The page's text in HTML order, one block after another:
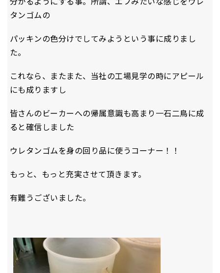
タンゴムの
パッキンの色分けでしてみようという事に成りまし
た。
これなら、またまた、当社の工場見学の時にアピール
にも成りますし
皆さんのビーカーへの帰属意識も高まり一石二鳥に成
ると確信しました
ウレタンゴムを身の回り品に使うコーナー！！
もっと、もっと充実させて頂きます。
有難うございました。